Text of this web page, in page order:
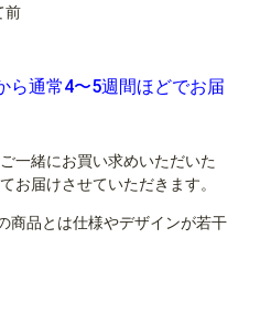
前
ら通常4〜5週間ほどでお届
一緒にお買い求めいただいた
お届けさせていただきます。
商品とは仕様やデザインが若干